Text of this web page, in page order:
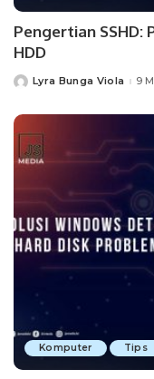
Pengertian SSHD:
HDD
PostedLyra Bunga Viola 9
Komputer Tips